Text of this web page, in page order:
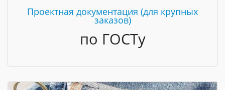
Проектная документация (для крупных
заказов)
по ГОСТу